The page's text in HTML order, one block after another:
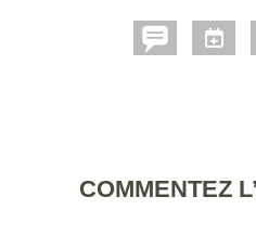
COMMENTEZ